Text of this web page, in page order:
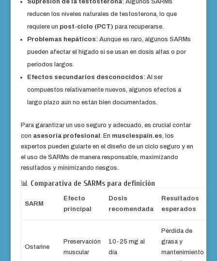
Supresión de la testosterona: Algunos SARMs
reducen los niveles naturales de testosterona, lo que
requiere un post-ciclo (PCT) para recuperarse.
Problemas hepáticos: Aunque es raro, algunos SARMs
pueden afectar el hígado si se usan en dosis altas o por
períodos largos.
Efectos secundarios desconocidos: Al ser
compuestos relativamente nuevos, algunos efectos a
largo plazo aún no están bien documentados.
Para garantizar un uso seguro y adecuado, es crucial contar
con asesoría profesional . En musclespain.es, los
expertos pueden guiarte en el diseño de un ciclo seguro y en
el uso de SARMs de manera responsable, maximizando
resultados y minimizando riesgos.
📊 Comparativa de SARMs para definición
SARM
Efecto
principal
Dosis
recomendada
Resultados
esperados
Ostarine
Preservación
muscular
10-25 mg al
día
Pérdida de
grasa y
mantenimiento